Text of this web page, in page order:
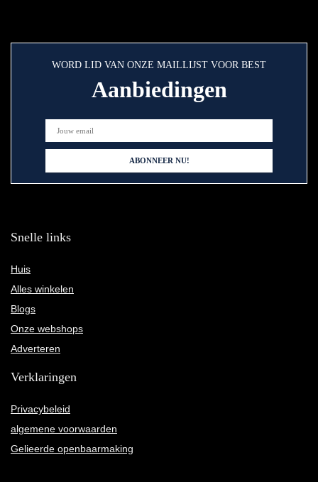
WORD LID VAN ONZE MAILLIJST VOOR BEST
Aanbiedingen
Snelle links
Huis
Alles winkelen
Blogs
Onze webshops
Adverteren
Verklaringen
Privacybeleid
algemene voorwaarden
Gelieerde openbaarmaking